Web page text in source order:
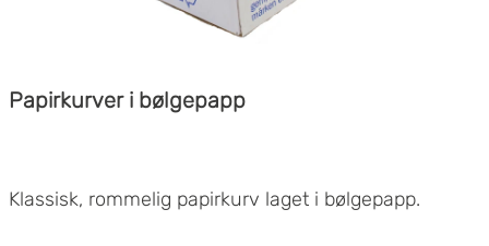
Papirkurver i bølgepapp
Klassisk, rommelig papirkurv laget i bølgepapp.